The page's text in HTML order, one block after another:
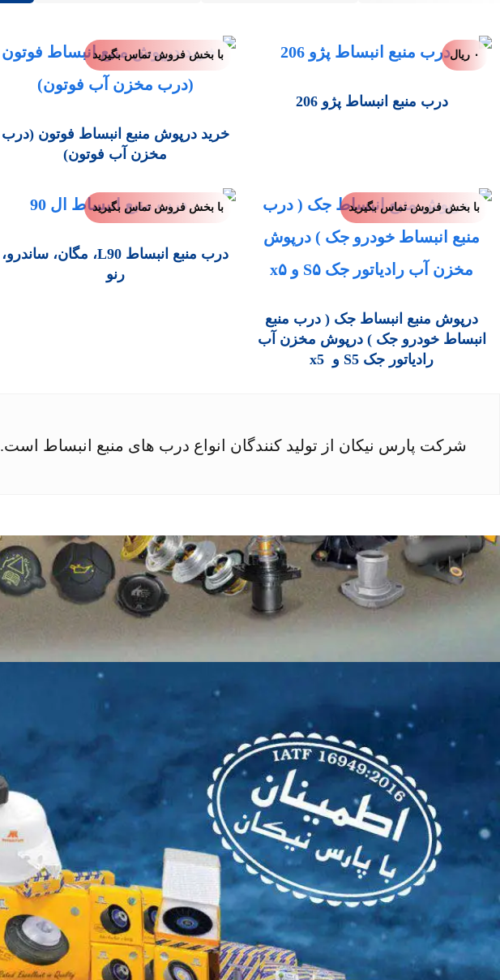
درب منبع انبساط پژو 206
۰ ریال
خرید درپوش منبع انبساط فوتون (درب
مخزن آب فوتون)
با بخش فروش تماس بگیرید
درپوش منبع انبساط جک ( درب منبع
انبساط خودرو جک ) درپوش مخزن آب
رادیاتور جک S5 و x5
با بخش فروش تماس بگیرید
درب منبع انبساط L90، مگان، ساندرو،
رنو
با بخش فروش تماس بگیرید
شرکت پارس نیکان از تولید کنندگان انواع درب های منبع انبساط است.